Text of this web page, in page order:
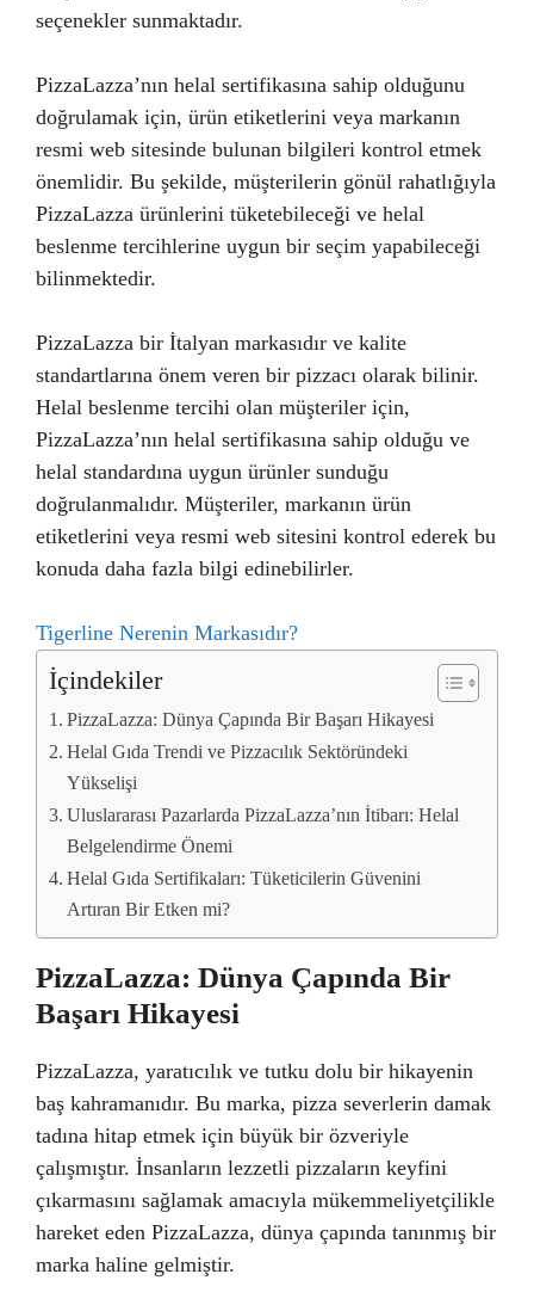
seçenekler sunmaktadır.
PizzaLazza’nın helal sertifikasına sahip olduğunu
doğrulamak için, ürün etiketlerini veya markanın
resmi web sitesinde bulunan bilgileri kontrol etmek
önemlidir. Bu şekilde, müşterilerin gönül rahatlığıyla
PizzaLazza ürünlerini tüketebileceği ve helal
beslenme tercihlerine uygun bir seçim yapabileceği
bilinmektedir.
PizzaLazza bir İtalyan markasıdır ve kalite
standartlarına önem veren bir pizzacı olarak bilinir.
Helal beslenme tercihi olan müşteriler için,
PizzaLazza’nın helal sertifikasına sahip olduğu ve
helal standardına uygun ürünler sunduğu
doğrulanmalıdır. Müşteriler, markanın ürün
etiketlerini veya resmi web sitesini kontrol ederek bu
konuda daha fazla bilgi edinebilirler.
Tigerline Nerenin Markasıdır?
İçindekiler
PizzaLazza: Dünya Çapında Bir Başarı Hikayesi
Helal Gıda Trendi ve Pizzacılık Sektöründeki
Yükselişi
Uluslararası Pazarlarda PizzaLazza’nın İtibarı: Helal
Belgelendirme Önemi
Helal Gıda Sertifikaları: Tüketicilerin Güvenini
Artıran Bir Etken mi?
PizzaLazza: Dünya Çapında Bir
Başarı Hikayesi
PizzaLazza, yaratıcılık ve tutku dolu bir hikayenin
baş kahramanıdır. Bu marka, pizza severlerin damak
tadına hitap etmek için büyük bir özveriyle
çalışmıştır. İnsanların lezzetli pizzaların keyfini
çıkarmasını sağlamak amacıyla mükemmeliyetçilikle
hareket eden PizzaLazza, dünya çapında tanınmış bir
marka haline gelmiştir.